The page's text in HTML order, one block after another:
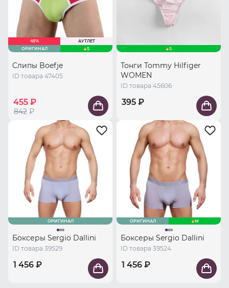
45%
АУТЛЕТ
ОРИГИНАЛ
S
Слипы Boefje
ID товара 47405
455 ₽
842 ₽
S
Тонги Tommy Hilfiger
WOMEN
ID товара 45606
395 ₽
ОРИГИНАЛ
Боксеры Sergio Dallini
ID товара 39529
1 456 ₽
ОРИГИНАЛ M
Боксеры Sergio Dallini
ID товара 39524
1 456 ₽